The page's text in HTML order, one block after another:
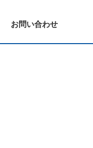
お問い合わせ